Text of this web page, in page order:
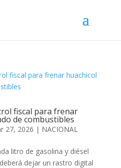
fiscal para frenar
de combustibles
27, 2026 | NACIONAL
litro de gasolina y diésel
dejar un rastro digital